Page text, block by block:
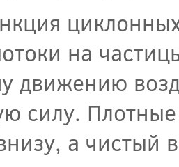
на
движению
силу.
а чистый